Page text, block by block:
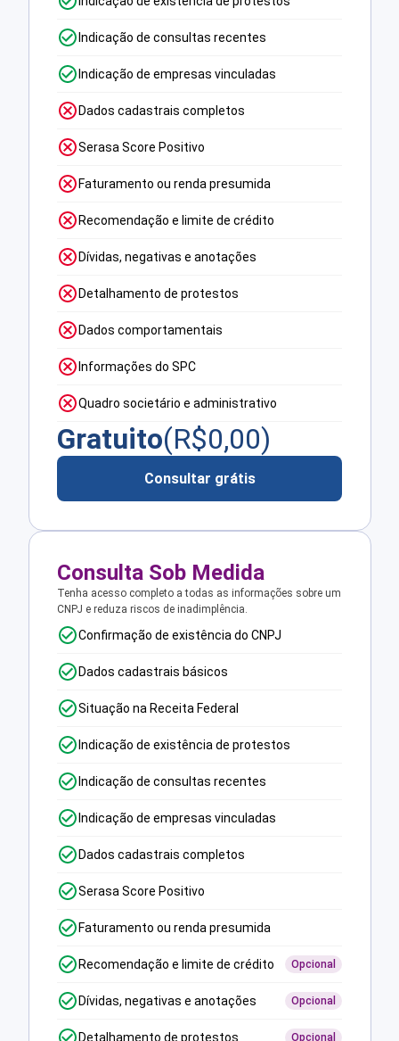
Indicação de consultas recentes
Indicação de empresas vinculadas
Dados cadastrais completos
Serasa Score Positivo
Faturamento ou renda presumida
Recomendação e limite de crédito
Dívidas, negativas e anotações
Detalhamento de protestos
Dados comportamentais
Informações do SPC
Quadro societário e administrativo
Gratuito(R$0,00)
Consultar grátis
Consulta Sob Medida
Tenha acesso completo a todas as informações sobre um
CNPJ e reduza riscos de inadimplência.
Confirmação de existência do CNPJ
Dados cadastrais básicos
Situação na Receita Federal
Indicação de existência de protestos
Indicação de consultas recentes
Indicação de empresas vinculadas
Dados cadastrais completos
Serasa Score Positivo
Faturamento ou renda presumida
Recomendação e limite de crédito Opcional
Dívidas, negativas e anotações Opcional
Detalhamento de protestos Opcional